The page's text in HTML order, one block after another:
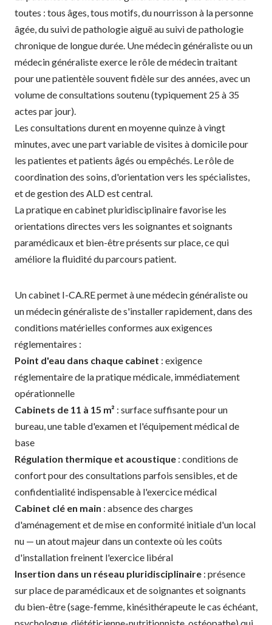
toutes : tous âges, tous motifs, du nourrisson à la personne
âgée, du suivi de pathologie aiguë au suivi de pathologie
chronique de longue durée. Une médecin généraliste ou un
médecin généraliste exerce le rôle de médecin traitant
pour une patientèle souvent fidèle sur des années, avec un
volume de consultations soutenu (typiquement 25 à 35
actes par jour).
Les consultations durent en moyenne quinze à vingt
minutes, avec une part variable de visites à domicile pour
les patientes et patients âgés ou empêchés. Le rôle de
coordination des soins, d'orientation vers les spécialistes,
et de gestion des ALD est central.
La pratique en cabinet pluridisciplinaire favorise les
orientations directes vers les soignantes et soignants
paramédicaux et bien-être présents sur place, ce qui
améliore la fluidité du parcours patient.
Un cabinet I-CA.RE permet à une médecin généraliste ou
un médecin généraliste de s'installer rapidement, dans des
conditions matérielles conformes aux exigences
réglementaires :
Point d'eau dans chaque cabinet : exigence
réglementaire de la pratique médicale, immédiatement
opérationnelle
Cabinets de 11 à 15 m² : surface suffisante pour un
bureau, une table d'examen et l'équipement médical de
base
Régulation thermique et acoustique : conditions de
confort pour des consultations parfois sensibles, et de
confidentialité indispensable à l'exercice médical
Cabinet clé en main : absence des charges
d'aménagement et de mise en conformité initiale d'un local
nu — un atout majeur dans un contexte où les coûts
d'installation freinent l'exercice libéral
Insertion dans un réseau pluridisciplinaire : présence
sur place de paramédicaux et de soignantes et soignants
du bien-être (sage-femme, kinésithérapeute le cas échéant,